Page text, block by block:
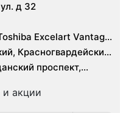
д 32
Excelart Vantage
среза, КТ Toshiba
Красногвардейский,
проспект,
Проспект
и акции